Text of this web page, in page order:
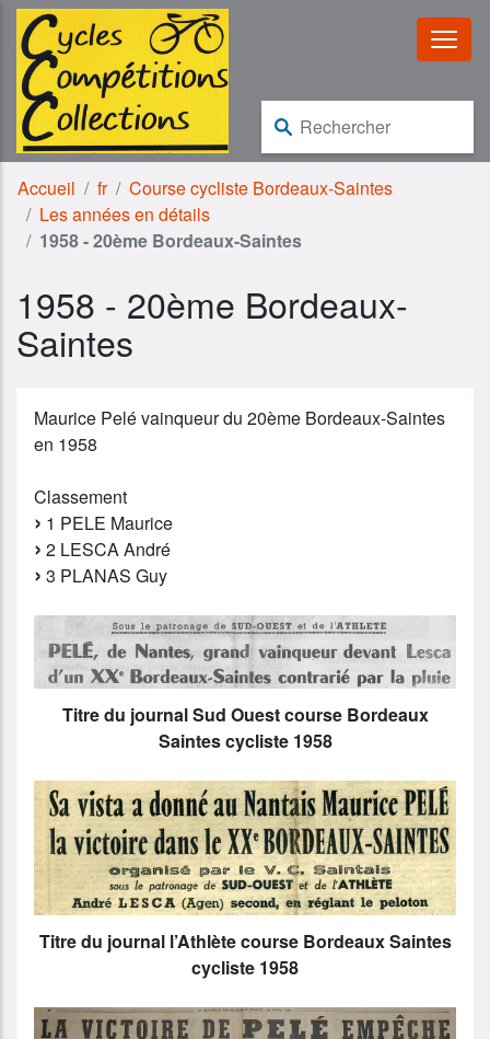
Aller au contenu
Aller à la navigation
Rechercher :
Accueil fr
Course cycliste Bordeaux-Saintes
Les années en détails
1958 - 20ème Bordeaux-Saintes
1958 - 20ème Bordeaux-
Saintes
Maurice Pelé vainqueur du 20ème Bordeaux-Saintes
en 1958
Classement
1 PELE Maurice
2 LESCA André
3 PLANAS Guy
Titre du journal Sud Ouest course Bordeaux
Saintes cycliste 1958
Titre du journal l’Athlète course Bordeaux Saintes
cycliste 1958